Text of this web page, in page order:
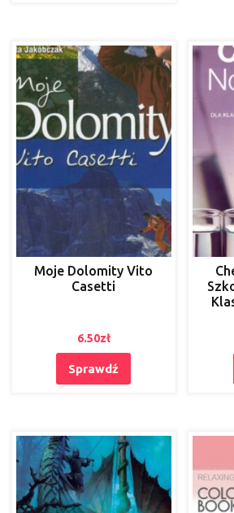
Moje Dolomity Vito
Casetti
6.50zł
Sprawdź